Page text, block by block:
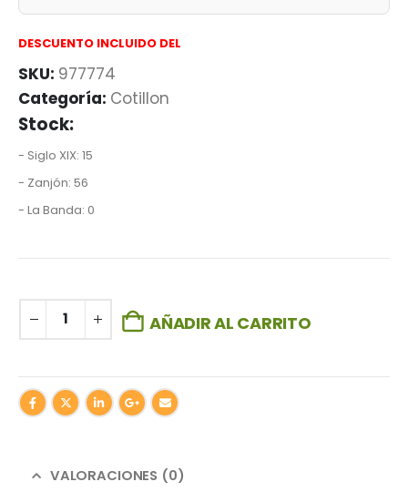
DESCUENTO INCLUIDO DEL
SKU: 977774
Categoría: Cotillon
Stock:
- Siglo XIX: 15
- Zanjón: 56
- La Banda: 0
AÑADIR AL CARRITO
VALORACIONES (0)